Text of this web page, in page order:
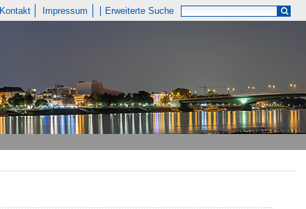
Kontakt Impressum Erweiterte Suche